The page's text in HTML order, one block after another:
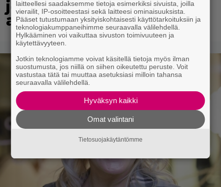
jopa 40 prosentin
alennuksessa
laitteellesi saadaksemme tietoja esimerkiksi sivuista, joilla
vierailit, IP-osoitteestasi sekä laitteesi ominaisuuksista.
Pääset tutustumaan yksityiskohtaisesti käyttötarkoituksiin ja
teknologiakumppaneihimme seuraavalla välilehdellä.
Hylkääminen voi vaikuttaa sivuston toimivuuteen ja
käytettävyyteen.
Jotkin teknologiamme voivat käsitellä tietoja myös ilman
suostumusta, jos niillä on siihen oikeutettu peruste. Voit
vastustaa tätä tai muuttaa asetuksiasi milloin tahansa
seuraavalla välilehdellä.
Hyväksyn kaikki
Omat valintani
Tietosuojakäytäntömme